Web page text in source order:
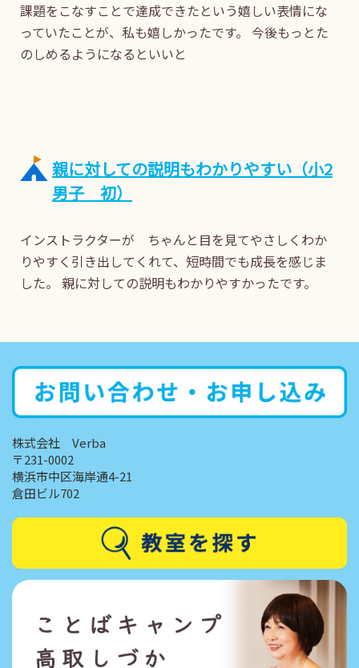
課題をこなすことで達成できたという嬉しい表情にな
っていたことが、私も嬉しかったです。 今後もっとた
のしめるようになるといいと
親に対しての説明もわかりやすい（小2
男子 初）
インストラクターが ちゃんと目を見てやさしくわか
りやすく引き出してくれて、短時間でも成長を感じま
した。 親に対しての説明もわかりやすかったです。
株式会社 Verba
〒231-0002
横浜市中区海岸通4-21
倉田ビル702